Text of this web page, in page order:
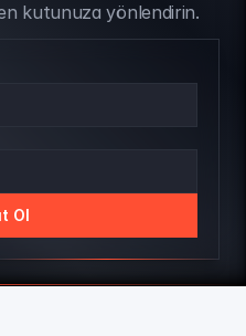
kutunuza yönlendirin.
Ol